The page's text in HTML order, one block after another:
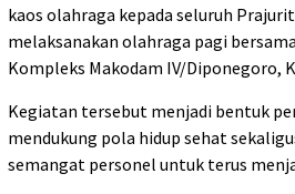
kaos olahraga kepada seluruh
melaksanakan olahraga pagi
Kompleks Makodam IV/Diponegoro,
Kegiatan tersebut menjadi bentuk
mendukung pola hidup sehat
semangat personel untuk terus